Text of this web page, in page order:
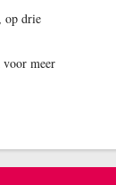
op drie
voor meer